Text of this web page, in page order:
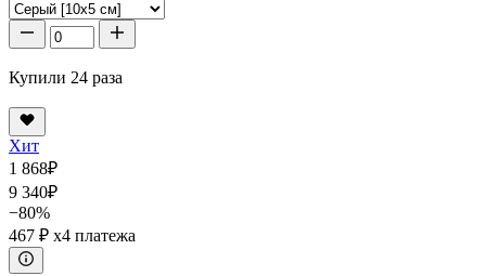
Купили 24 раза
Хит
1 868₽
9 340₽
−80%
467 ₽ x4 платежа